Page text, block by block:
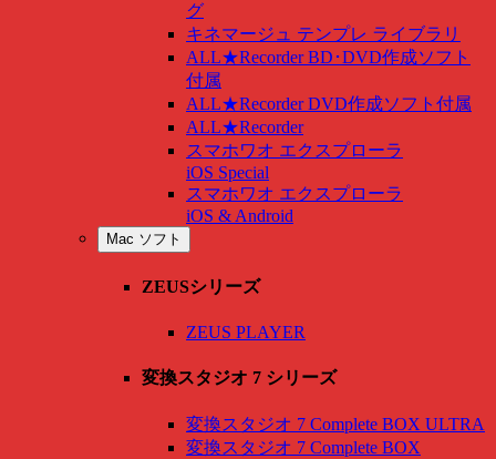
グ
キネマージュ テンプレ ライブラリ
ALL★Recorder BD･DVD作成ソフト
付属
ALL★Recorder DVD作成ソフト付属
ALL★Recorder
スマホワオ エクスプローラ
iOS Special
スマホワオ エクスプローラ
iOS & Android
Mac ソフト
ZEUSシリーズ
ZEUS PLAYER
変換スタジオ 7 シリーズ
変換スタジオ 7 Complete BOX ULTRA
変換スタジオ 7 Complete BOX